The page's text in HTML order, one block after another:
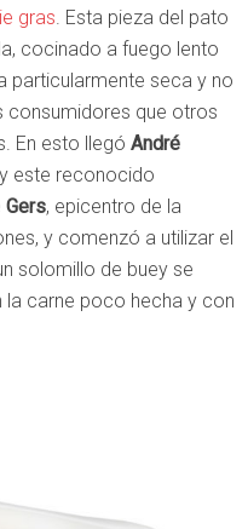
gras. Esta pieza del pato
cocinado a fuego lento
particularmente seca y no
consumidores que otros
En esto llegó André
este reconocido
Gers, epicentro de la
y comenzó a utilizar el
solomillo de buey se
carne poco hecha y con